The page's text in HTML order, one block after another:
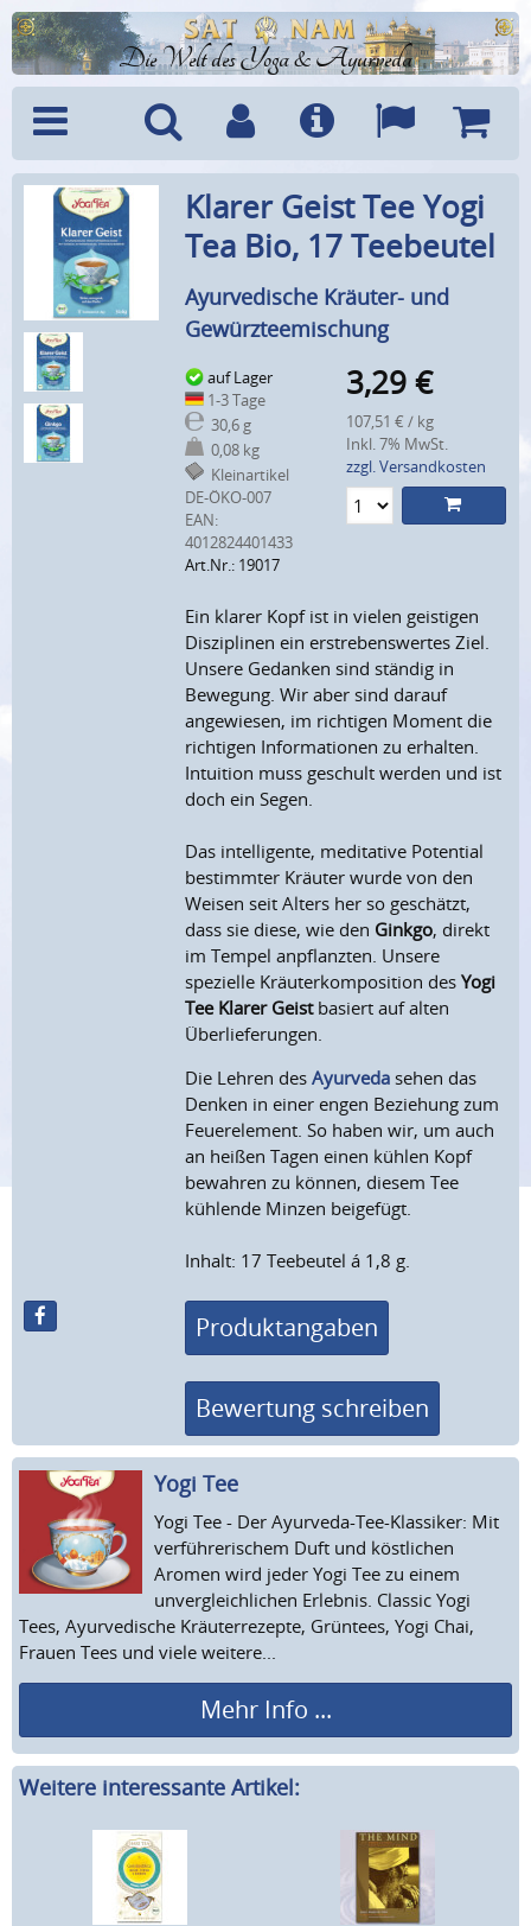
Die Welt des Yoga & Ayurveda
Menü SucheBenutzerkonto
Info Sprachen
Klarer Geist Tee Yogi
Tea Bio, 17 Teebeutel
Ayurvedische Kräuter- und
Gewürzteemischung
auf Lager
1-3 Tage
30,6 g
0,08 kg
Kleinartikel
DE-ÖKO-007
EAN:
4012824401433
Art.Nr.: 19017
3,29 €
107,51 € / kg
Inkl. 7% MwSt.
zzgl. Versandkosten
Ein klarer Kopf ist in vielen geistigen
Disziplinen ein erstrebenswertes Ziel.
Unsere Gedanken sind ständig in
Bewegung. Wir aber sind darauf
angewiesen, im richtigen Moment die
richtigen Informationen zu erhalten.
Intuition muss geschult werden und ist
doch ein Segen.
Das intelligente, meditative Potential
bestimmter Kräuter wurde von den
Weisen seit Alters her so geschätzt,
dass sie diese, wie den Ginkgo, direkt
im Tempel anpflanzten. Unsere
spezielle Kräuterkomposition desYogi
Tee Klarer Geistbasiert auf alten
Überlieferungen.
Die Lehren desAyurveda sehen das
Denken in einer engen Beziehung zum
Feuerelement. So haben wir, um auch
an heißen Tagen einen kühlen Kopf
bewahren zu können, diesem Tee
kühlende Minzen beigefügt.
Inhalt: 17 Teebeutel á 1,8 g.
Produktangaben
Bewertung schreiben
Yogi Tee
Yogi Tee - Der Ayurveda-Tee-Klassiker: Mit
verführerischem Duft und köstlichen
Aromen wird jeder Yogi Tee zu einem
unvergleichlichen Erlebnis. Classic Yogi
Tees, Ayurvedische Kräuterrezepte, Grüntees, Yogi Chai,
Frauen Tees und viele weitere...
Mehr Info ...
Weitere interessante Artikel: